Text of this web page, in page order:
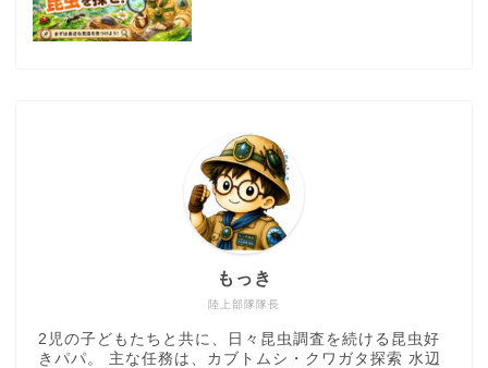
陸上部隊隊長
もっき
2児の子どもたちと共に、日々昆虫調査を続ける昆虫好
きパパ。 主な任務は、カブトムシ・クワガタ探索 水辺